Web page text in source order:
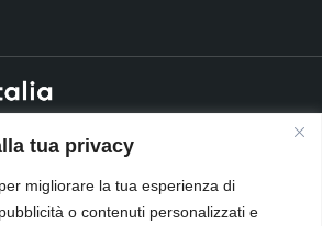
tua privacy
migliorare la tua esperienza di
o contenuti personalizzati e
a direzione e
S.r.l. cod.
Imprese